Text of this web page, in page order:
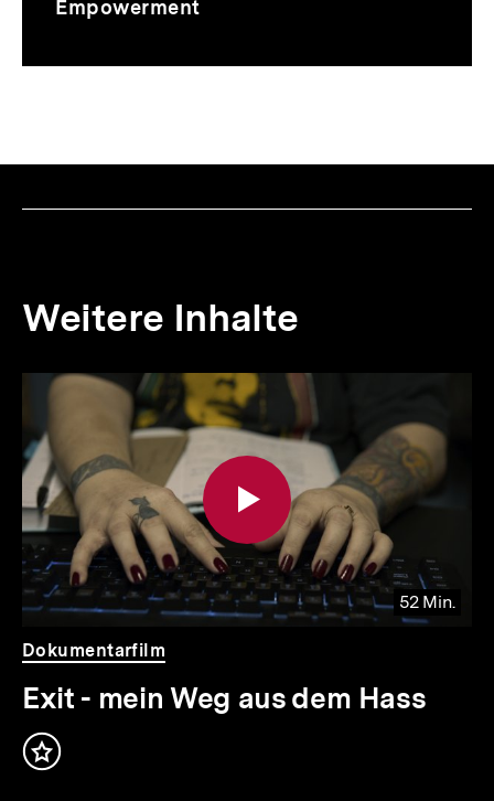
Min.
Empowerment
Weitere Inhalte
Inhaltskarousell
weitere
Inhalte
Inhaltskarussell
überspringen
52 Min.
Video
Dauer
52
Min.
Dokumentarfilm
Exit - mein Weg aus dem Hass
Inhalt